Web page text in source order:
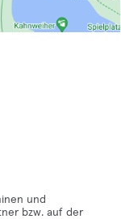
und
bzw. auf der